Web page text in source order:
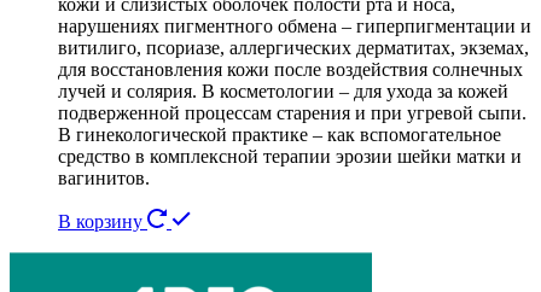
кожи и слизистых оболочек полости рта и носа,
нарушениях пигментного обмена – гиперпигментации и
витилиго, псориазе, аллергических дерматитах, экземах,
для восстановления кожи после воздействия солнечных
лучей и солярия. В косметологии – для ухода за кожей
подверженной процессам старения и при угревой сыпи.
В гинекологической практике – как вспомогательное
средство в комплексной терапии эрозии шейки матки и
вагинитов.
В корзину